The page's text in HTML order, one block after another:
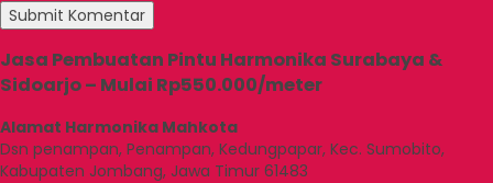
Jasa Pembuatan Pintu Harmonika Surabaya &
Sidoarjo – Mulai Rp550.000/meter
Alamat Harmonika Mahkota
Dsn penampan, Penampan, Kedungpapar, Kec. Sumobito,
Kabupaten Jombang, Jawa Timur 61483